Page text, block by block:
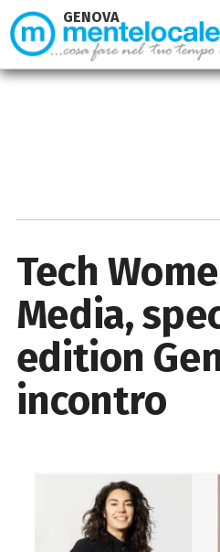
Tech
Media,
edition
incontro
GENOVA